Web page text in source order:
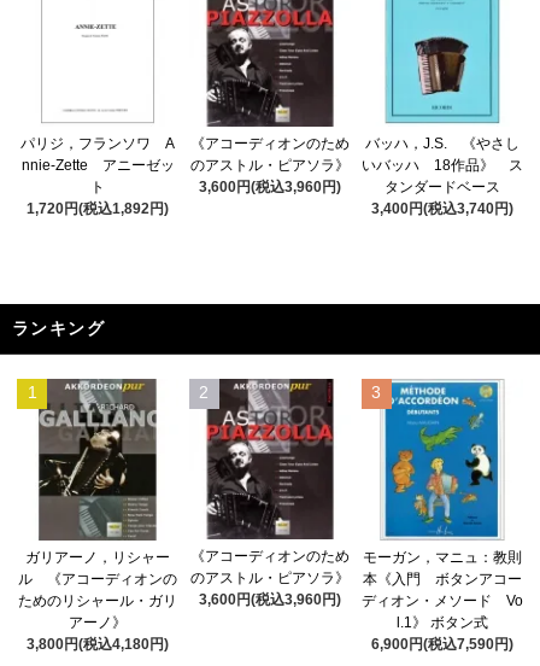
パリジ，フランソワ A
nnie-Zette アニーゼッ
ト
1,720円(税込1,892円)
《アコーディオンのため
のアストル・ピアソラ》
3,600円(税込3,960円)
バッハ，J.S. 《やさし
いバッハ 18作品》 ス
タンダードベース
3,400円(税込3,740円)
ランキング
1
ガリアーノ，リシャー
ル 《アコーディオンの
ためのリシャール・ガリ
アーノ》
3,800円(税込4,180円)
2
《アコーディオンのため
のアストル・ピアソラ》
3,600円(税込3,960円)
3
モーガン，マニュ：教則
本《入門 ボタンアコー
ディオン・メソード Vo
l.1》 ボタン式
6,900円(税込7,590円)